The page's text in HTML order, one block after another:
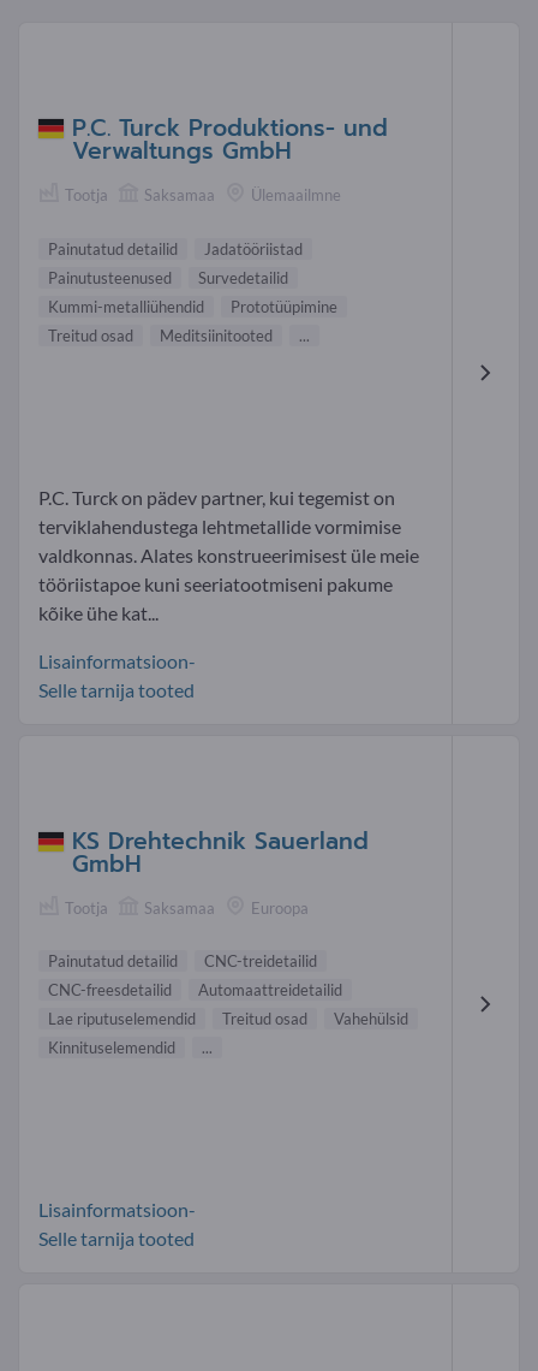
P.C. Turck Produktions- und
Verwaltungs GmbH
Tootja Saksamaa Ülemaailmne
Painutatud detailid
Jadatööriistad
Painutusteenused
Survedetailid
Kummi-metalliühendid
Prototüüpimine
Treitud osad
Meditsiinitooted ...
P.C. Turck on pädev partner, kui tegemist on
terviklahendustega lehtmetallide vormimise
valdkonnas. Alates konstrueerimisest üle meie
tööriistapoe kuni seeriatootmiseni pakume
kõike ühe kat...
Lisainformatsioon-
Selle tarnija tooted
KS Drehtechnik Sauerland
GmbH
Tootja Saksamaa Euroopa
Painutatud detailid
CNC-treidetailid
CNC-freesdetailid
Automaattreidetailid
Lae riputuselemendid
Treitud osad
Vahehülsid
Kinnituselemendid
...
Lisainformatsioon-
Selle tarnija tooted